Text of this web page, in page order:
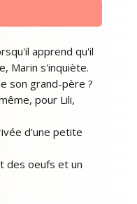
apprend qu'il
Marin s'inquiète.
son grand-père ?
pour Lili,
d'une petite
des oeufs et un